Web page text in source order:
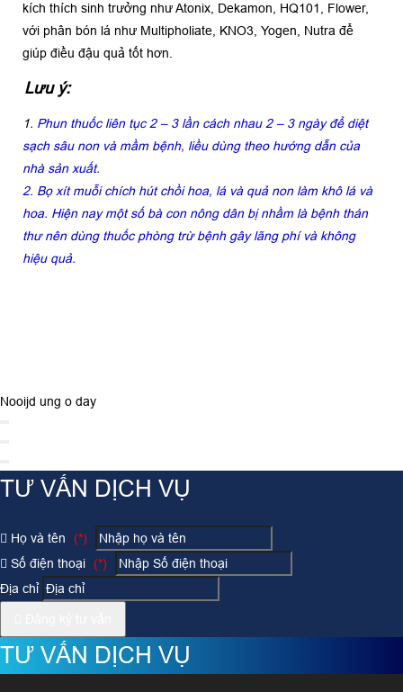
kích thích sinh trưởng như Atonix, Dekamon, HQ101, Flower,
với phân bón lá như Multipholiate, KNO3, Yogen, Nutra để
giúp điều đậu quả tốt hơn.
Lưu ý:
1. Phun thuốc liên tục 2 – 3 lần cách nhau 2 – 3 ngày để diệt
sạch sâu non và mầm bệnh, liều dùng theo hướng dẫn của
nhà sản xuất.
2. Bọ xít muỗi chích hút chồi hoa, lá và quả non làm khô lá và
hoa. Hiện nay một số bà con nông dân bị nhầm là bệnh thán
thư nên dùng thuốc phòng trừ bệnh gây lãng phí và không
hiệu quả.
Nooijd ung o day
TƯ VẤN DỊCH VỤ
Họ và tên
(*)
Số điện thoại (*)
Địa chỉ
TƯ VẤN DỊCH VỤ